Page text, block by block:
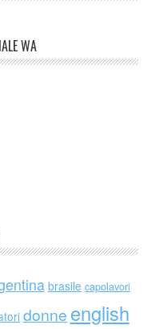
WA
brasile capolavori
donne english